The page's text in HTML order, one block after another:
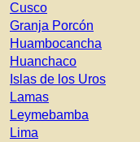
Cusco
Granja Porcón
Huambocancha
Huanchaco
Islas de los Uros
Lamas
Leymebamba
Lima